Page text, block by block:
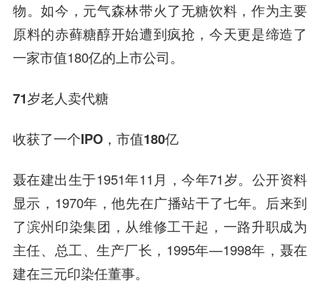
物。如今，元气森林带火了无糖饮料，作为主要
原料的赤藓糖醇开始遭到疯抢，今天更是缔造了
一家市值180亿的上市公司。
71岁老人卖代糖
收获了一个IPO，市值180亿
聂在建出生于1951年11月，今年71岁。公开资料
显示，1970年，他先在广播站干了七年。后来到
了滨州印染集团，从维修工干起，一路升职成为
主任、总工、生产厂长，1995年—1998年，聂在
建在三元印染任董事。